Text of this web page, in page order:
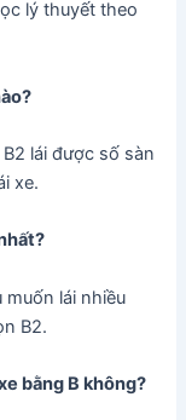
lý thuyết theo
lái được số sàn
xe.
muốn lái nhiều
B2.
bằng B không?